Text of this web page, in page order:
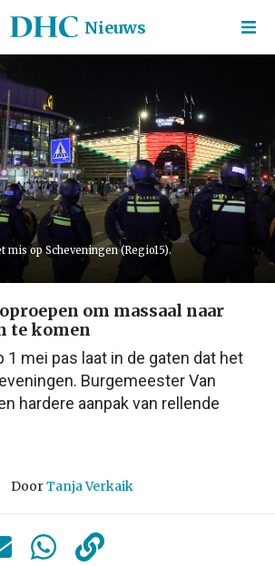
Nieuws
mis op Scheveningen (Regio15).
om massaal naar
te komen
1 mei pas laat in de gaten dat het
Burgemeester Van
hardere aanpak van rellende
DoorTanja Verkaik